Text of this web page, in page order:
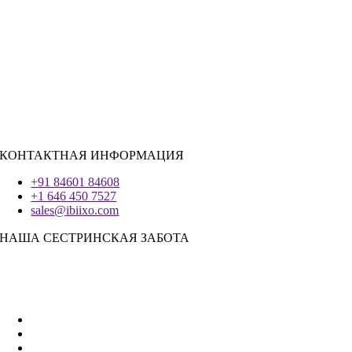
КОНТАКТНАЯ ИНФОРМАЦИЯ
+91 84601 84608
+1 646 450 7527
sales@ibiixo.com
НАША СЕСТРИНСКАЯ ЗАБОТА